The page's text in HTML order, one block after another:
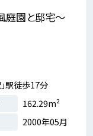
園と邸宅～
駅徒歩17分
162.29m²
2000年05月